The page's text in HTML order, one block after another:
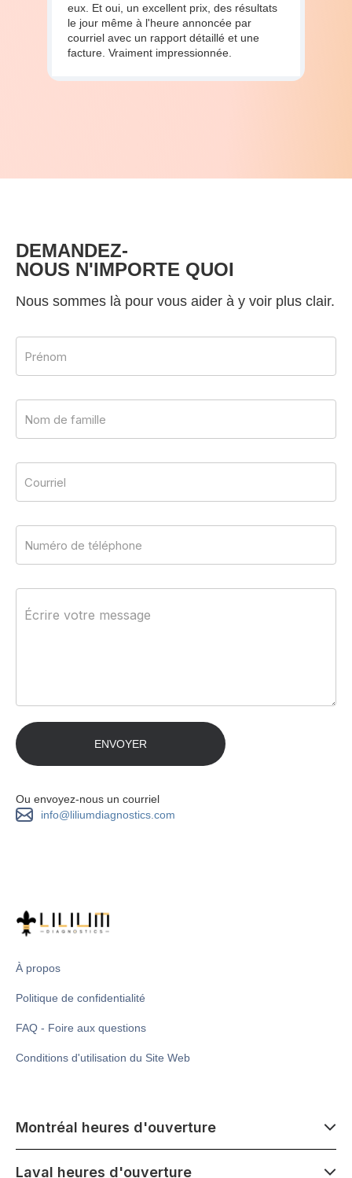
eux. Et oui, un excellent prix, des résultats
le jour même à l'heure annoncée par
courriel avec un rapport détaillé et une
facture. Vraiment impressionnée.
DEMANDEZ-
NOUS N'IMPORTE QUOI
Nous sommes là pour vous aider à y voir plus clair.
Ou envoyez-nous un courriel
info@liliumdiagnostics.com
À propos
Politique de confidentialité
FAQ - Foire aux questions
Conditions d'utilisation du Site Web
Montréal heures d'ouverture
Lundi - Samedi
Laval heures d'ouverture